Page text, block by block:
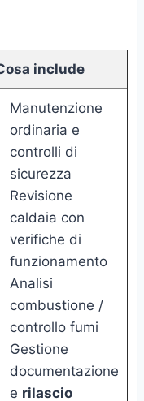
include
Manutenzione
ordinaria e
controlli di
sicurezza
Revisione
caldaia con
verifiche di
funzionamento
Analisi
combustione /
controllo fumi
Gestione
documentazione
e rilascio